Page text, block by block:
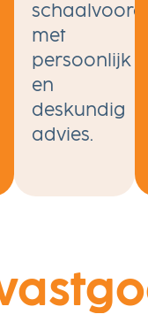
met
persoonlijk
en
deskundig
advies.